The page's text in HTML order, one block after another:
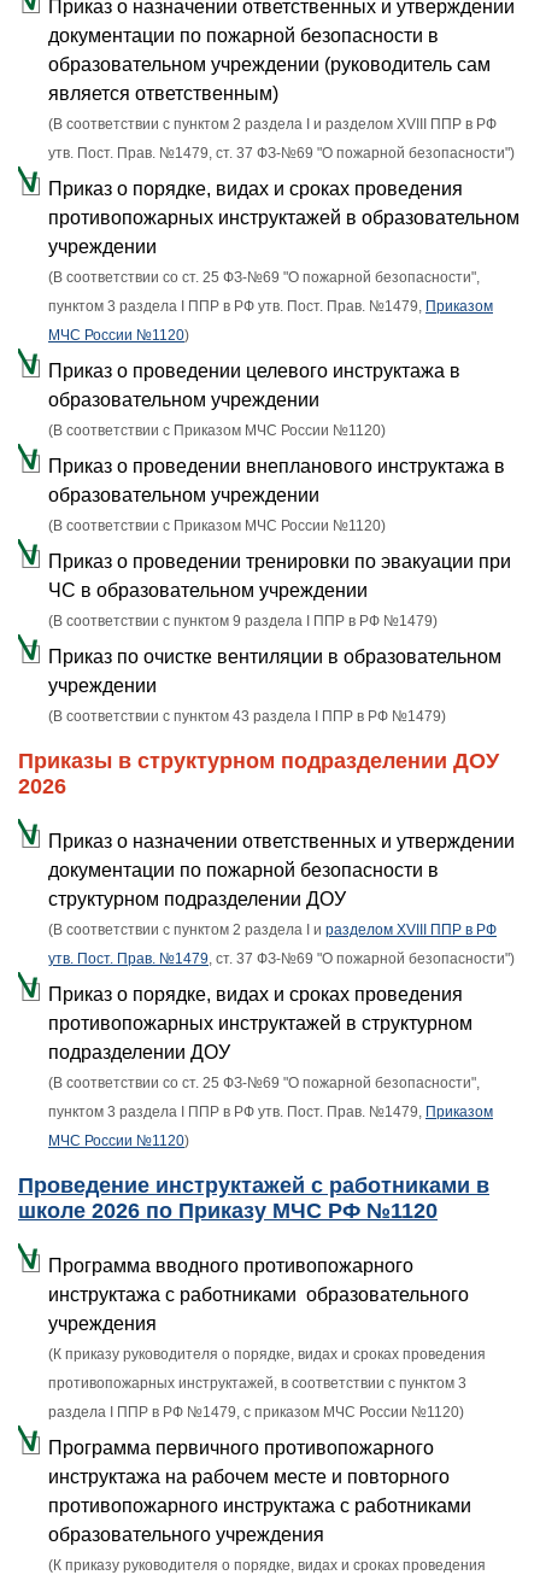
Приказ о назначении ответственных и утверждении
документации по пожарной безопасности в
образовательном учреждении (руководитель сам
является ответственным)
(В соответствии с пунктом 2 раздела I и разделом XVIII ППР в РФ
утв. Пост. Прав. №1479, ст. 37 ФЗ-№69 "О пожарной безопасности")
Приказ о порядке, видах и сроках проведения
противопожарных инструктажей в образовательном
учреждении
(В соответствии со ст. 25 ФЗ-№69 "О пожарной безопасности",
пунктом 3 раздела I ППР в РФ утв. Пост. Прав. №1479, Приказом
МЧС России №1120)
Приказ о проведении целевого инструктажа в
образовательном учреждении
(В соответствии с Приказом МЧС России №1120)
Приказ о проведении внепланового инструктажа в
образовательном учреждении
(В соответствии с Приказом МЧС России №1120)
Приказ о проведении тренировки по эвакуации при
ЧС в образовательном учреждении
(В соответствии с пунктом 9 раздела I ППР в РФ №1479)
Приказ по очистке вентиляции в образовательном
учреждении
(В соответствии с пунктом 43 раздела I ППР в РФ №1479)
Приказы в структурном подразделении ДОУ
2026
Приказ о назначении ответственных и утверждении
документации по пожарной безопасности в
структурном подразделении ДОУ
(В соответствии с пунктом 2 раздела I и разделом XVIII ППР в РФ
утв. Пост. Прав. №1479, ст. 37 ФЗ-№69 "О пожарной безопасности")
Приказ о порядке, видах и сроках проведения
противопожарных инструктажей в структурном
подразделении ДОУ
(В соответствии со ст. 25 ФЗ-№69 "О пожарной безопасности",
пунктом 3 раздела I ППР в РФ утв. Пост. Прав. №1479, Приказом
МЧС России №1120)
Проведение инструктажей с работниками в
школе 2026 по Приказу МЧС РФ №1120
Программа вводного противопожарного
инструктажа с работниками образовательного
учреждения
(К приказу руководителя о порядке, видах и сроках проведения
противопожарных инструктажей, в соответствии с пунктом 3
раздела I ППР в РФ №1479, с приказом МЧС России №1120)
Программа первичного противопожарного
инструктажа на рабочем месте и повторного
противопожарного инструктажа с работниками
образовательного учреждения
(К приказу руководителя о порядке, видах и сроках проведения